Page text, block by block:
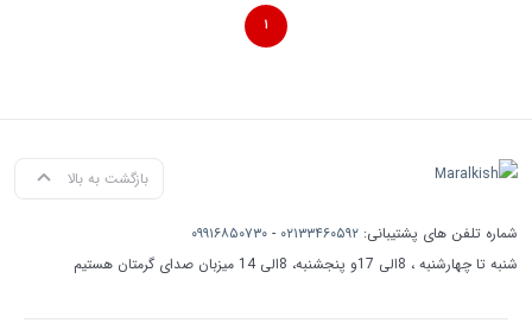
۱
بازگشت به بالا
شماره تلفن های پشتیبانی: ۰۲۱۳۳۴۶۰۵۹۲ - ۰۹۹۱۶۸۵۰۷۳۰
شنبه تا چهارشنبه ، 8الی 17و پنجشنبه، 8الی 14 میزبان صدای گرمتان هستیم